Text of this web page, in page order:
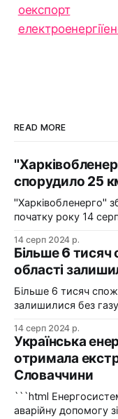
оекспорт
електроенергії
READ MORE
спорудило 25
"Харківобленерго"
початку року 14 серпня 2024 АТ "Харківобленерго" з
ліній, оновило 1134
електропідстанцій
2024-2025 роки. Фото: "Харківобленерго" "АТ
"Харківобленерго&
14 серп 2024 р.
Більше 6 тисяч
області
Більше 6 тисяч
залишилися без газу 14 серпня 2024 Станом на ранок 14
області залишилися
технологічні проблеми. Фото: Рівнегаз
Сумській області в
результаті удару
сталевий
14 серп 2024 р.
Українська
отримала
Словаччини
```html Енергосистема України вдруге отримала
аварійну допомогу зі